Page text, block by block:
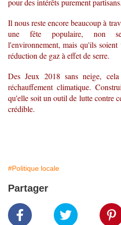
pour des intérêts purement
Il nous reste encore beaucoup à
une fête populaire, non
l'environnement, mais qu'ils soient
réduction de gaz à effet de serre.
Des Jeux 2018 sans neige,
réchauffement climatique.
qu'elle soit un outil de lutte contre
crédible.
#Politique locale
Partager